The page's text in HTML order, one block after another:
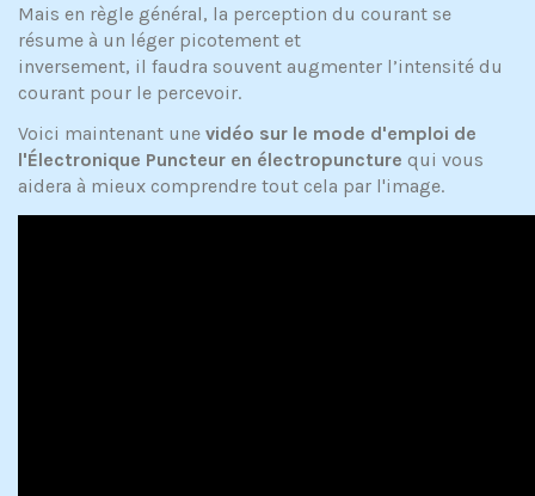
Mais en règle général, la perception du courant se
résume à un léger picotement et
inversement, il faudra souvent augmenter l’intensité du
courant pour le percevoir.
Voici maintenant une vidéo sur le mode d'emploi de
l'Électronique Puncteur en électropuncture qui vous
aidera à mieux comprendre tout cela par l'image.